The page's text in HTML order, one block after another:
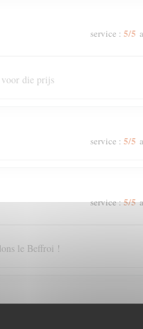
service : 5/5
voor die prijs
service : 5/5
service:5/5
le Beffroi !